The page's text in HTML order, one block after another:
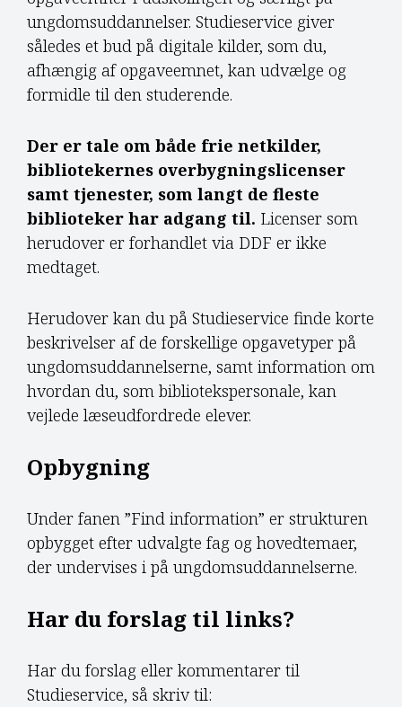
ungdomsuddannelser. Studieservice giver
således et bud på digitale kilder, som du,
afhængig af opgaveemnet, kan udvælge og
formidle til den studerende.
Der er tale om både frie netkilder,
bibliotekernes overbygningslicenser
samt tjenester, som langt de fleste
biblioteker har adgang til. Licenser som
herudover er forhandlet via DDF er ikke
medtaget.
Herudover kan du på Studieservice finde korte
beskrivelser af de forskellige opgavetyper på
ungdomsuddannelserne, samt information om
hvordan du, som bibliotekspersonale, kan
vejlede læseudfordrede elever.
Opbygning
Under fanen ”Find information” er strukturen
opbygget efter udvalgte fag og hovedtemaer,
der undervises i på ungdomsuddannelserne.
Har du forslag til links?
Har du forslag eller kommentarer til
Studieservice, så skriv til: